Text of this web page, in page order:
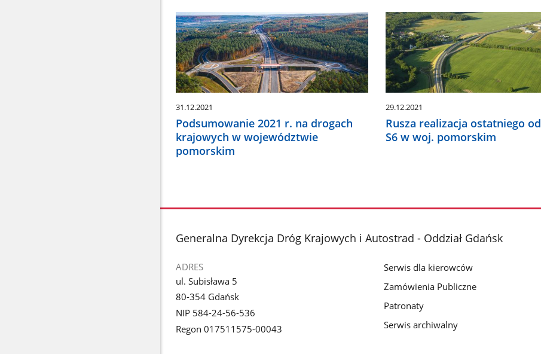
31.12.2021
Podsumowanie 2021 r. na drogach
krajowych w województwie
pomorskim
29.12.2021
Rusza realizacja ostatniego
S6 w woj. pomorskim
stopka
Generalna Dyrekcja Dróg Krajowych i Autostrad - Oddział Gdańsk
ADRES
ul. Subisława 5
80-354 Gdańsk
NIP 584-24-56-536
Regon 017511575-00043
Serwis dla kierowców
Zamówienia Publiczne
Patronaty
Serwis archiwalny